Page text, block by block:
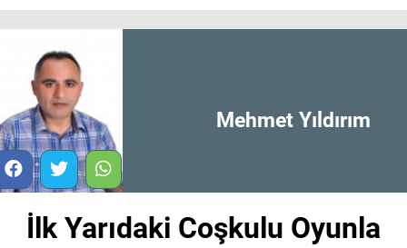
Mehmet Yıldırım
İlk Yarıdaki Coşkulu Oyunla